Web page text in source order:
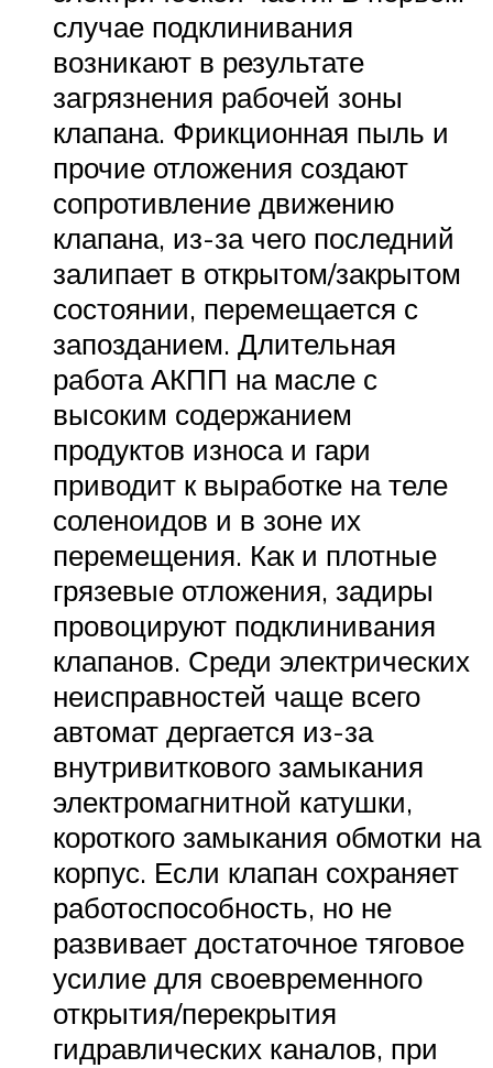
случае подклинивания
возникают в результате
загрязнения рабочей зоны
клапана. Фрикционная пыль и
прочие отложения создают
сопротивление движению
клапана, из-за чего последний
залипает в открытом/закрытом
состоянии, перемещается с
запозданием. Длительная
работа АКПП на масле с
высоким содержанием
продуктов износа и гари
приводит к выработке на теле
соленоидов и в зоне их
перемещения. Как и плотные
грязевые отложения, задиры
провоцируют подклинивания
клапанов. Среди электрических
неисправностей чаще всего
автомат дергается из-за
внутривиткового замыкания
электромагнитной катушки,
короткого замыкания обмотки на
корпус. Если клапан сохраняет
работоспособность, но не
развивает достаточное тяговое
усилие для своевременного
открытия/перекрытия
гидравлических каналов, при